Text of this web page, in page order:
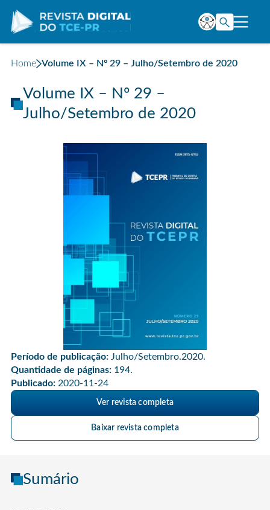
Home Volume IX – Nº 29 – Julho/Setembro de 2020
Volume IX – Nº 29 –
Julho/Setembro de 2020
Período de publicação: Julho/Setembro.2020.
Quantidade de páginas: 194.
Publicado: 2020-11-24
Ver revista completa
Baixar revista completa
Sumário